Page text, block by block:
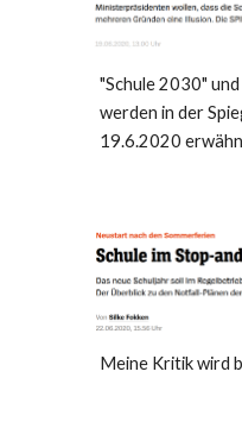
"Schule 2030"
werden in der
19.6.2020
Meine Kritik wird